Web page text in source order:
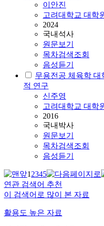
이안진
고려대학교 대학
2024
국내석사
원문보기
목차검색조회
음성듣기
무용전공 체육학
적 연구
신주영
고려대학교 대학
2016
국내박사
원문보기
목차검색조회
음성듣기
12345
연관 검색어 추천
이 검색어로 많이 본 자료
활용도 높은 자료